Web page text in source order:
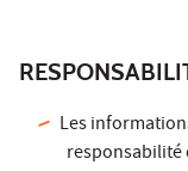
Les
responsabilité